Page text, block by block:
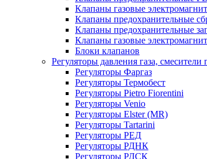
Клапаны газовые
Клапаны предохранительные
Клапаны предохранительные
Клапаны газовые
Блоки клапанов
Регуляторы давления газа, смесители
Регуляторы Фаргаз
Регуляторы Термобест
Регуляторы Pietro Fiorentini
Регуляторы Venio
Регуляторы Elster (MR)
Регуляторы Tartarini
Регуляторы РЕД
Регуляторы РДНК
Регуляторы РДСК